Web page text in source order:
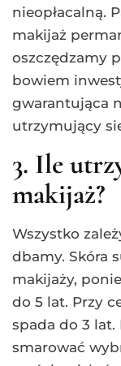
nieopłacalną.
makijaż
oszczędzamy
bowiem
gwarantująca
utrzymujący
3. Ile
makijaż?
Wszystko
dbamy. Skóra
makijaży,
do 5 lat. Przy
spada do 3
smarować